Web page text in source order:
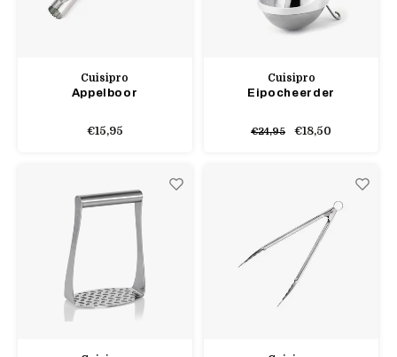
Cuisipro
Appelboor
€15,95
Cuisipro
Eipocheerder
€24,95 €18,50